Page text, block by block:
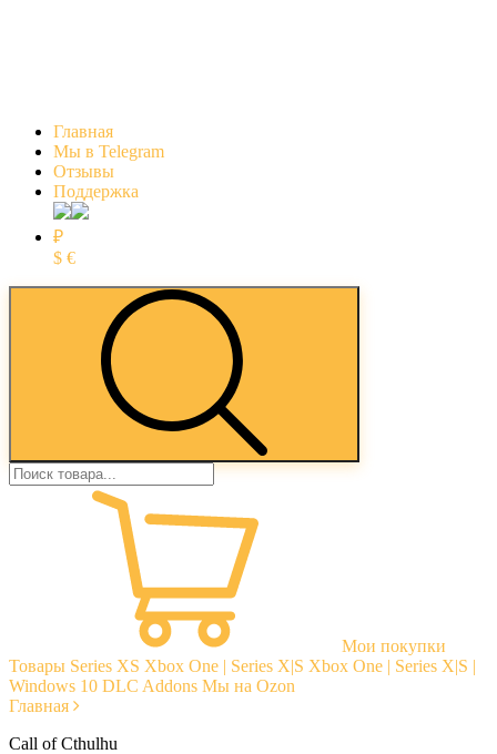
Главная
Мы в Telegram
Отзывы
Поддержка
₽
$ €
Мои покупки
Товары Series XS Xbox One | Series X|S Xbox One | Series X|S |
Windows 10 DLC Addons Мы на Ozon
Главная
Call of Cthulhu